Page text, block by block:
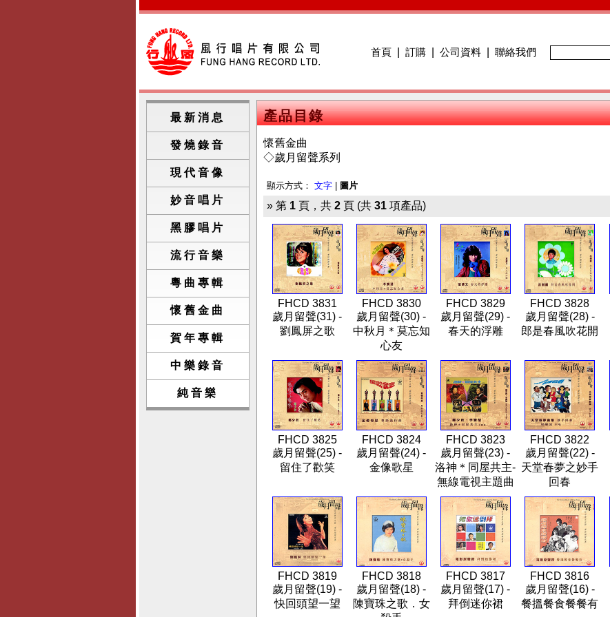
首頁 訂購 公司資料 聯絡我們
最新消息
發燒錄音
現代音像
妙音唱片
黑膠唱片
流行音樂
粵曲專輯
懷舊金曲
賀年專輯
中樂錄音
純音樂
產品目錄
懷舊金曲
◇歲月留聲系列
顯示方式： 文字 圖片
» 第 1 頁，共 2 頁 (共 31 項產品)
FHCD 3831
歲月留聲(31) -
劉鳳屏之歌
FHCD 3830
歲月留聲(30) -
中秋月＊莫忘知
心友
FHCD 3829
歲月留聲(29) -
春天的浮雕
FHCD 3828
歲月留聲(28) -
郎是春風吹花開
FHCD 3825
歲月留聲(25) -
留住了歡笑
FHCD 3824
歲月留聲(24) -
金像歌星
FHCD 3823
歲月留聲(23) -
洛神＊同屋共主-
無線電視主題曲
FHCD 3822
歲月留聲(22) -
天堂春夢之妙手
回春
FHCD 3819
歲月留聲(19) -
快回頭望一望
FHCD 3818
歲月留聲(18) -
陳寶珠之歌．女
FHCD 3817
歲月留聲(17) -
拜倒迷你裙
FHCD 3816
歲月留聲(16) -
餐搵餐食餐餐有